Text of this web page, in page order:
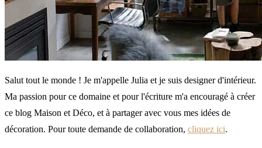
Salut tout le monde ! Je m'appelle Julia et je suis designer d'intérieur.
Ma passion pour ce domaine et pour l'écriture m'a encouragé à créer
ce blog Maison et Déco, et à partager avec vous mes idées de
décoration. Pour toute demande de collaboration, cliquez ici.